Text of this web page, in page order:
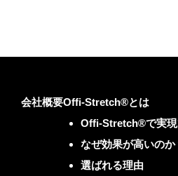
会社概要Offi-Stretch®とは
Offi-Stretch®で実現
なぜ効果が高いのか
選ばれる理由